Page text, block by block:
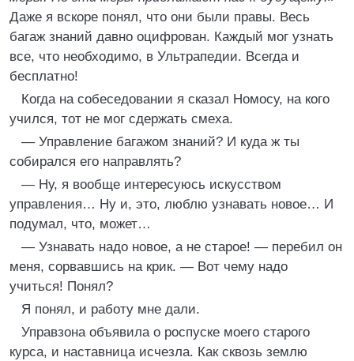
Даже я вскоре понял, что они были правы. Весь
багаж знаний давно оцифрован. Каждый мог узнать
все, что необходимо, в Ультрапедии. Всегда и
бесплатно!
Когда на собеседовании я сказал Номосу, на кого
учился, тот не мог сдержать смеха.
— Управление багажом знаний? И куда ж ты
собирался его направлять?
— Ну, я вообще интересуюсь искусством
управления… Ну и, это, люблю узнавать новое… И
подумал, что, может…
— Узнавать надо новое, а не старое! — перебил он
меня, сорвавшись на крик. — Вот чему надо
учиться! Понял?
Я понял, и работу мне дали.
Управзона объявила о роспуске моего старого
курса, и наставница исчезла. Как сквозь землю